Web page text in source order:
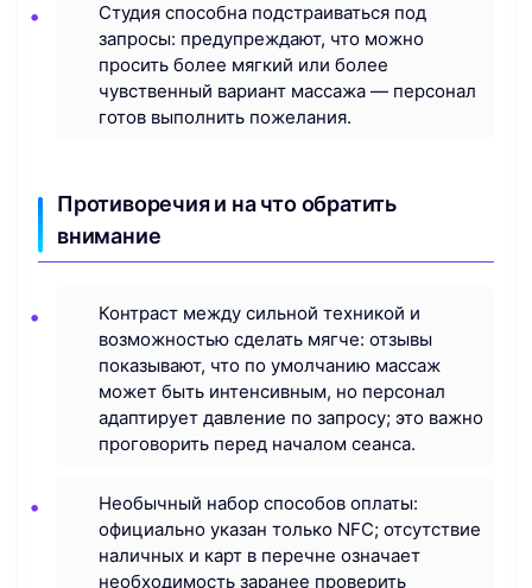
Студия способна подстраиваться под
запросы: предупреждают, что можно
просить более мягкий или более
чувственный вариант массажа — персонал
готов выполнить пожелания.
Противоречия и на что обратить
внимание
Контраст между сильной техникой и
возможностью сделать мягче: отзывы
показывают, что по умолчанию массаж
может быть интенсивным, но персонал
адаптирует давление по запросу; это важно
проговорить перед началом сеанса.
Необычный набор способов оплаты:
официально указан только NFC; отсутствие
наличных и карт в перечне означает
необходимость заранее проверить